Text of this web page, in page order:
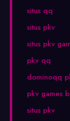
situs qq
situs pkv
situs pkv
pkv qq
dominoqq
pkv games
situs pkv